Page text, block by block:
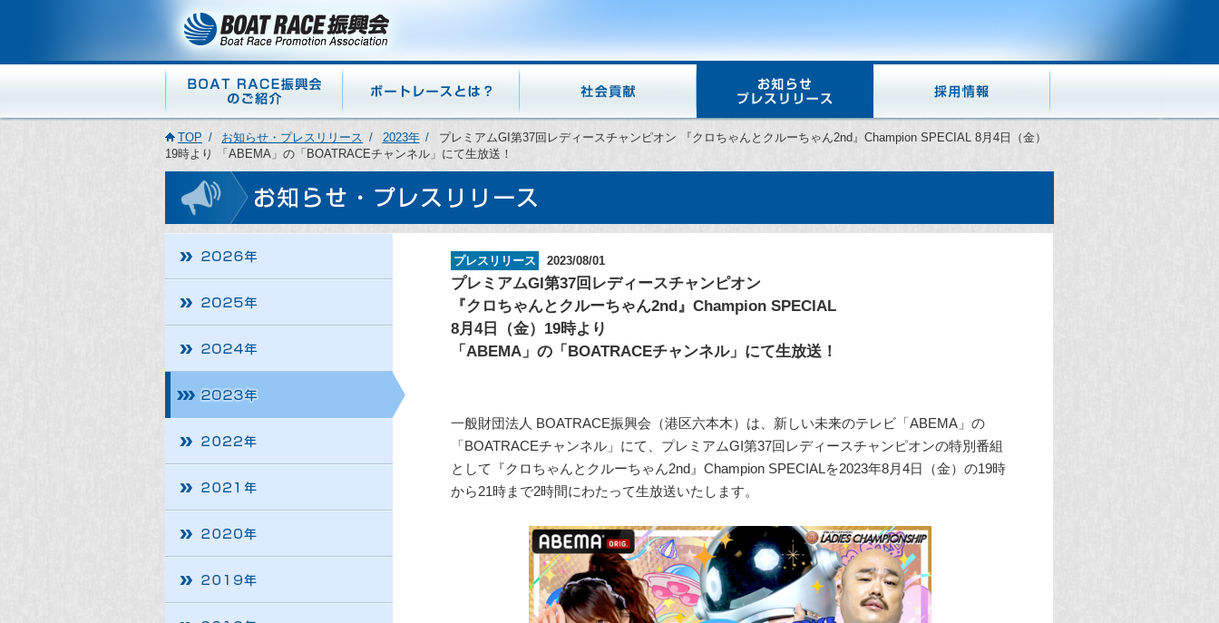
TOP お知らせ・プレスリリース 2023年
プレミアムGI第37回レディースチャンピオン 『クロちゃんとクルーちゃん2nd』Champion SPECIAL 8月4日（金）
19時より 「ABEMA」の「BOATRACEチャンネル」にて生放送！
プレスリリース 2023/08/01
プレミアムGI第37回レディースチャンピオン
『クロちゃんとクルーちゃん2nd』Champion SPECIAL
8月4日（金）19時より
「ABEMA」の「BOATRACEチャンネル」にて生放送！
一般財団法人 BOATRACE振興会（港区六本木）は、新しい未来のテレビ「ABEMA」の
「BOATRACEチャンネル」にて、プレミアムGI第37回レディースチャンピオンの特別番組
として『クロちゃんとクルーちゃん2nd』Champion SPECIALを2023年8月4日（金）の19時
から21時まで2時間にわたって生放送いたします。